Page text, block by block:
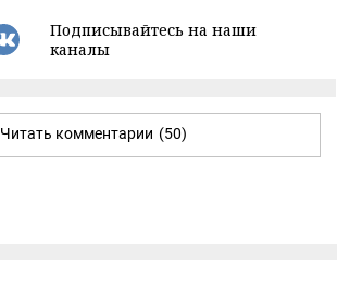
Подписывайтесь на наши
каналы
Читать комментарии (50)